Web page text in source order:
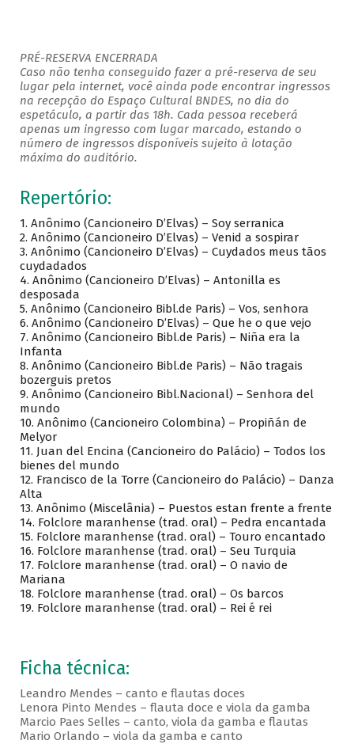
PRÉ-RESERVA ENCERRADA
Caso não tenha conseguido fazer a pré-reserva de seu
lugar pela internet, você ainda pode encontrar ingressos
na recepção do Espaço Cultural BNDES, no dia do
espetáculo, a partir das 18h. Cada pessoa receberá
apenas um ingresso com lugar marcado, estando o
número de ingressos disponíveis sujeito à lotação
máxima do auditório.
Repertório:
1. Anônimo (Cancioneiro D’Elvas) – Soy serranica
2. Anônimo (Cancioneiro D’Elvas) – Venid a sospirar
3. Anônimo (Cancioneiro D’Elvas) – Cuydados meus tãos
cuydadados
4. Anônimo (Cancioneiro D’Elvas) – Antonilla es
desposada
5. Anônimo (Cancioneiro Bibl.de Paris) – Vos, senhora
6. Anônimo (Cancioneiro D’Elvas) – Que he o que vejo
7. Anônimo (Cancioneiro Bibl.de Paris) – Niña era la
Infanta
8. Anônimo (Cancioneiro Bibl.de Paris) – Não tragais
bozerguis pretos
9. Anônimo (Cancioneiro Bibl.Nacional) – Senhora del
mundo
10. Anônimo (Cancioneiro Colombina) – Propiñán de
Melyor
11. Juan del Encina (Cancioneiro do Palácio) – Todos los
bienes del mundo
12. Francisco de la Torre (Cancioneiro do Palácio) – Danza
Alta
13. Anônimo (Miscelânia) – Puestos estan frente a frente
14. Folclore maranhense (trad. oral) – Pedra encantada
15. Folclore maranhense (trad. oral) – Touro encantado
16. Folclore maranhense (trad. oral) – Seu Turquia
17. Folclore maranhense (trad. oral) – O navio de
Mariana
18. Folclore maranhense (trad. oral) – Os barcos
19. Folclore maranhense (trad. oral) – Rei é rei
Ficha técnica:
Leandro Mendes – canto e flautas doces
Lenora Pinto Mendes – flauta doce e viola da gamba
Marcio Paes Selles – canto, viola da gamba e flautas
Mario Orlando – viola da gamba e canto